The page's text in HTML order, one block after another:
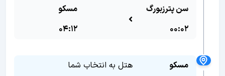
سن پترزبورگ
00:02
مسکو
04:12
مسکو
هتل به انتخاب شما